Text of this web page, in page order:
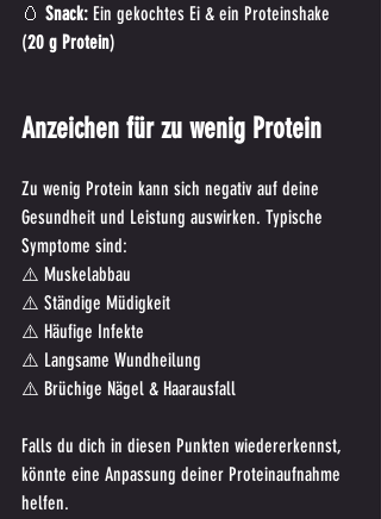
🥚 Snack: Ein gekochtes Ei & ein Proteinshake
(20 g Protein)
Anzeichen für zu wenig Protein
Zu wenig Protein kann sich negativ auf deine
Gesundheit und Leistung auswirken. Typische
Symptome sind:
⚠️ Muskelabbau
⚠️ Ständige Müdigkeit
⚠️ Häufige Infekte
⚠️ Langsame Wundheilung
⚠️ Brüchige Nägel & Haarausfall
Falls du dich in diesen Punkten wiedererkennst,
könnte eine Anpassung deiner Proteinaufnahme
helfen.